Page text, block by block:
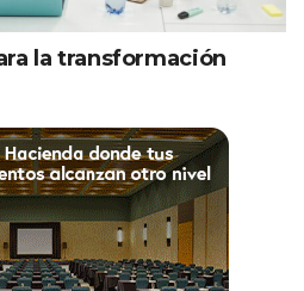
la transformación